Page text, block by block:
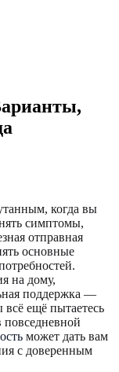
когда вы
симптомы,
отправная
основные
на дому,
поддержка —
ещё пытаетесь
повседневной
может дать вам
с доверенным